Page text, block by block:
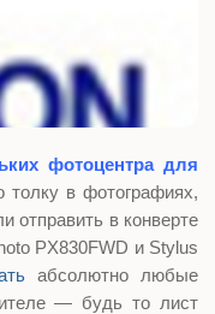
фотоцентра для
толку в фотографиях,
отправить в конверте
PX830FWD и Stylus
абсолютно любые
— будь то лист